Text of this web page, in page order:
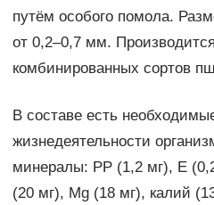
путём особого помола.
от 0,2–0,7 мм.
комбинированных сортов
В составе есть
жизнедеятельности
минералы: РР (1,2 мг), Е
(20 мг), Mg (18 мг), калий